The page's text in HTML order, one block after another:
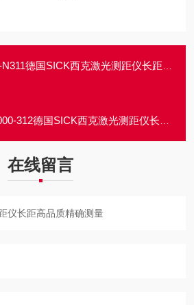
德国SICK西克激光测距仪长距高品质精确测量
德国SICK西克激光测距仪长距高品质精确测量
在线留言